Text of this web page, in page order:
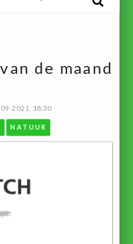
de maand
2021, 18:30
NATUUR